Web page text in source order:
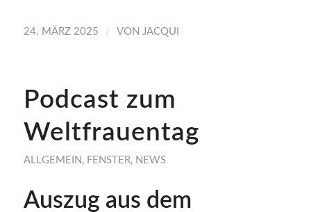
24. MÄRZ 2025 / VON JACQUI
Podcast zum
Weltfrauentag
ALLGEMEIN , FENSTER, NEWS
Auszug aus dem